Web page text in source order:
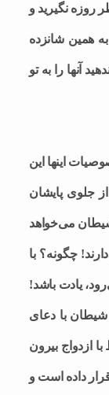
روزه نگیرید و
همین شانزده
آنها را به تو
اینها این
جلوی پایشان
می‌خواهد
چگونه؟ با
یادت باشد!
با دعای
ازدواج بیرون
داده است و